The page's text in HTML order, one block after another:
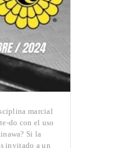
marcial
do con el uso
Si la
invitado a un